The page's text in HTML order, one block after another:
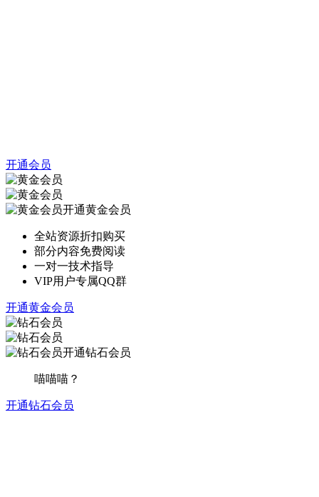
开通会员
开通黄金会员
全站资源折扣购买
部分内容免费阅读
一对一技术指导
VIP用户专属QQ群
开通黄金会员
开通钻石会员
喵喵喵？
开通钻石会员